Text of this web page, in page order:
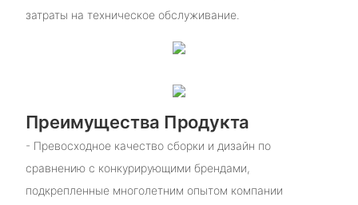
затраты на техническое обслуживание.
Преимущества Продукта
- Превосходное качество сборки и дизайн по
сравнению с конкурирующими брендами,
подкрепленные многолетним опытом компании